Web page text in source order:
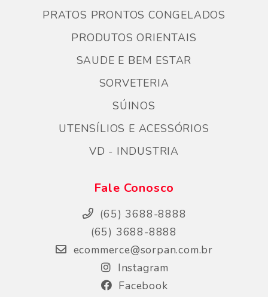
PRATOS PRONTOS CONGELADOS
PRODUTOS ORIENTAIS
SAUDE E BEM ESTAR
SORVETERIA
SÚINOS
UTENSÍLIOS E ACESSÓRIOS
VD - INDUSTRIA
Fale Conosco
(65) 3688-8888
(65) 3688-8888
ecommerce@sorpan.com.br
Instagram
Facebook